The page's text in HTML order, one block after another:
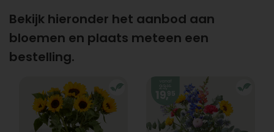
Bekijk hieronder het aanbod aan
bloemen en plaats meteen een
bestelling.